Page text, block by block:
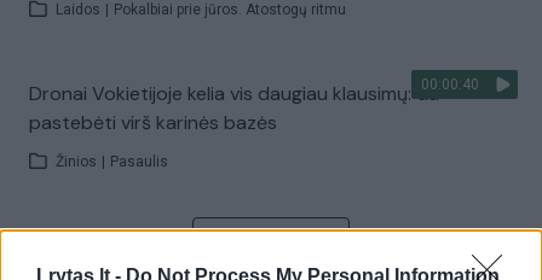
Lrytas.lt - Do Not Process My Personal Information
Laidos Pokalbiai prie jūros. Atostogų ritmu
00:00:40
Dronai Vokietijoje kelia vis daugiau klausimų: du
pastebėti virš karinės bazės
Žinios Pasaulis